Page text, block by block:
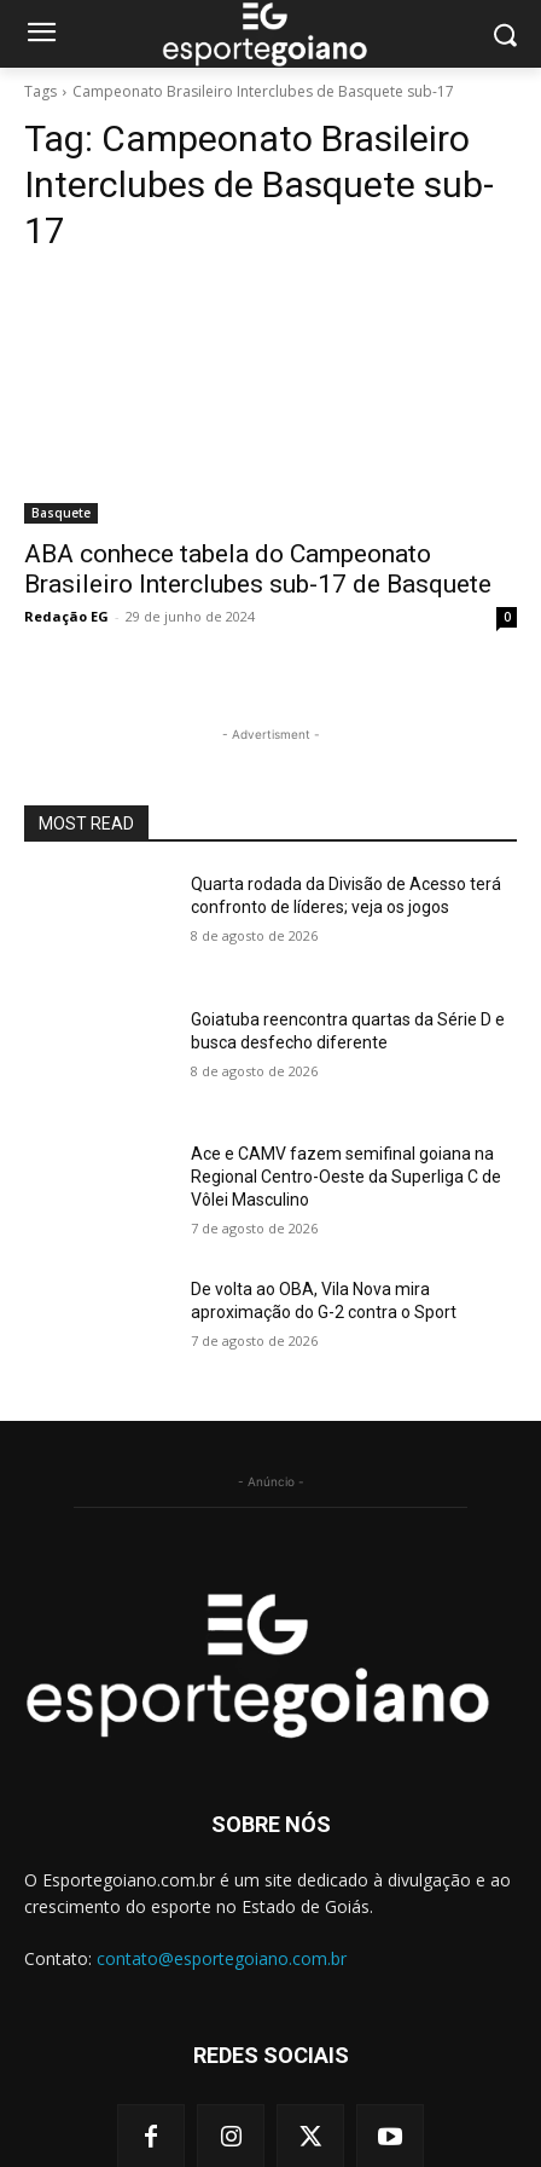
Tags Campeonato Brasileiro Interclubes de Basquete sub-17
Tag: Campeonato Brasileiro
Interclubes de Basquete sub-
17
Basquete
ABA conhece tabela do Campeonato
Brasileiro Interclubes sub-17 de Basquete
Redação EG - 29 de junho de 2024 0
- Advertisment -
MOST READ
Quarta rodada da Divisão de Acesso terá
confronto de líderes; veja os jogos
8 de agosto de 2026
Goiatuba reencontra quartas da Série D e
busca desfecho diferente
8 de agosto de 2026
Ace e CAMV fazem semifinal goiana na
Regional Centro-Oeste da Superliga C de
Vôlei Masculino
7 de agosto de 2026
De volta ao OBA, Vila Nova mira
aproximação do G-2 contra o Sport
7 de agosto de 2026
- Anúncio -
SOBRE NÓS
O Esportegoiano.com.br é um site dedicado à divulgação e ao
crescimento do esporte no Estado de Goiás.
Contato: contato@esportegoiano.com.br
REDES SOCIAIS